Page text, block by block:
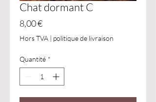
Chat dormant C
8,00 €Prix
Hors TVA | politique de livraison
Quantité *